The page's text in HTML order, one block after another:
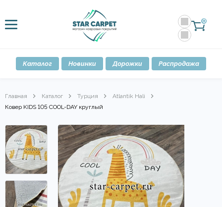
0
Каталог Новинки Дорожки Распродажа
Главная Каталог Турция
Atlantik Hali
Ковер KIDS 105 COOL-DAY круглый